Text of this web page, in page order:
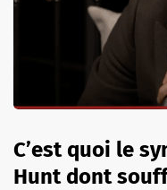
C’est quoi le
Hunt dont